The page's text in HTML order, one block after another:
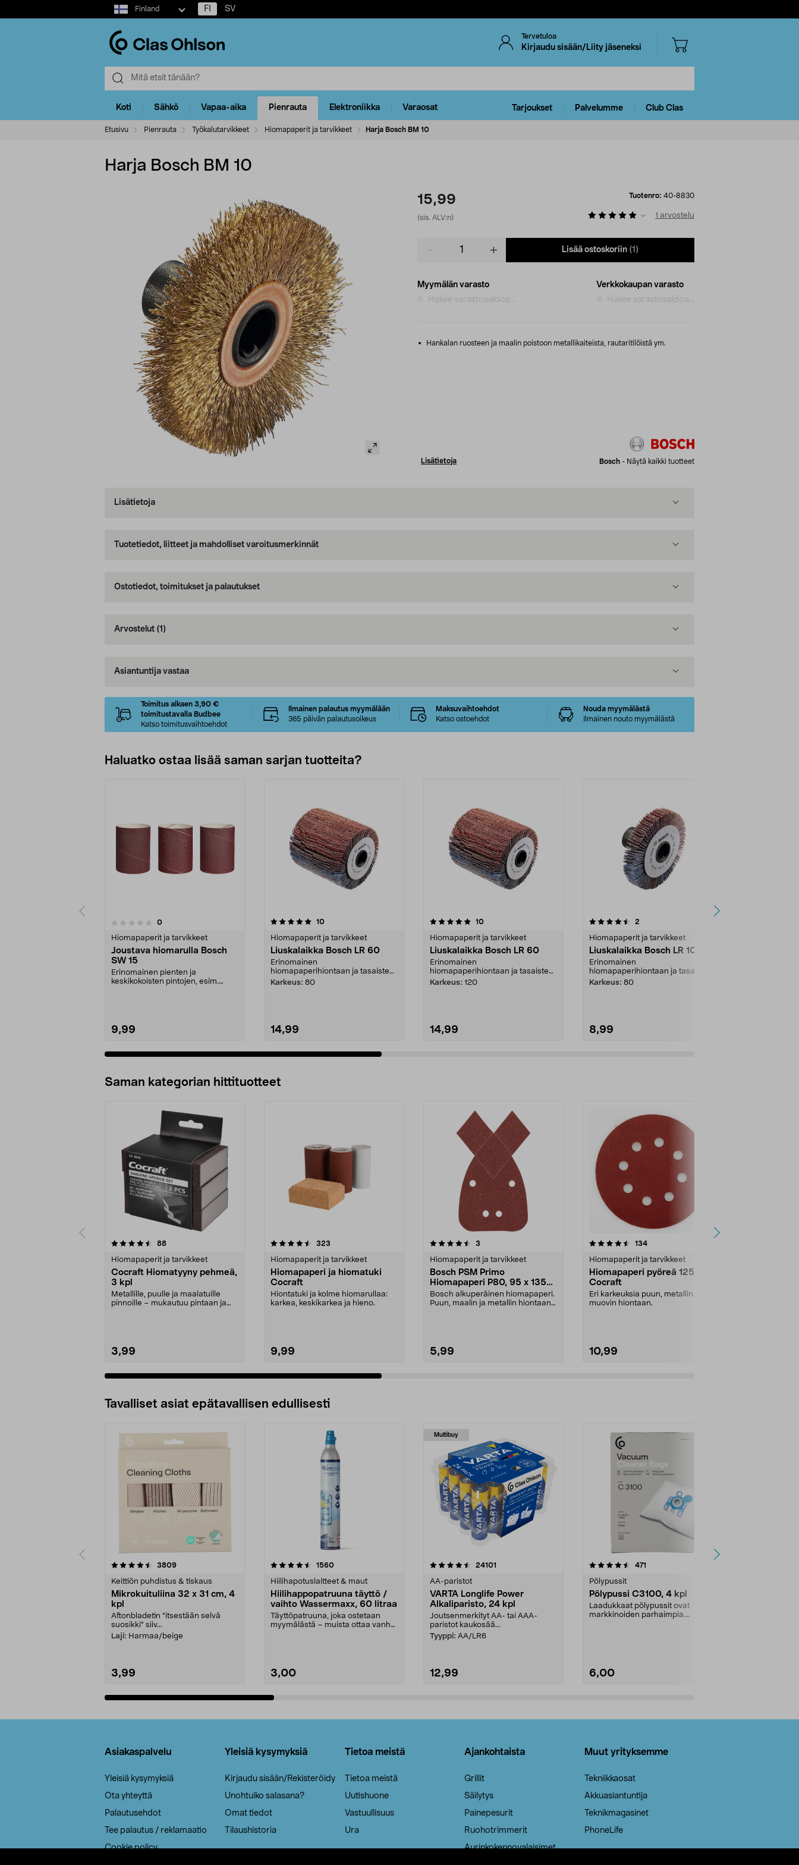
Select
market
Finland FI SV
Tervetuloa
Kirjaudu sisään/Liity jäseneksi
Koti Sähkö Vapaa-aika Pienrauta Elektroniikka Varaosat Tarjoukset Palvelumme Club Clas
Etusivu Pienrauta Työkalutarvikkeet Hiomapaperit ja tarvikkeet Harja Bosch BM 10
Harja Bosch BM 10
15,99
(sis. ALV:n)
Tuotenro: 40-8830
1 arvostelu
Lisää ostoskoriin (1)
Myymälän varasto
Hakee varastosaldoa...
Verkkokaupan varasto
Hakee varastosaldoa...
Hankalan ruosteen ja maalin poistoon metallikaiteista, rautaritilöistä ym.
Lisätietoja Bosch - Näytä kaikki tuotteet
Lisätietoja
Tuotetiedot, liitteet ja mahdolliset varoitusmerkinnät
Ostotiedot, toimitukset ja palautukset
Arvostelut (1)
Asiantuntija vastaa
Toimitus alkaen 3,90 €
toimitustavalla Budbee
Katso toimitusvaihtoehdot
Ilmainen palautus myymälään
365 päivän palautusoikeus
Maksuvaihtoehdot
Katso ostoehdot
Nouda myymälästä
Ilmainen nouto myymälästä
Haluatko ostaa lisää saman sarjan tuotteita?
0arvostelut
Hiomapaperit ja tarvikkeet
Joustava hiomarulla Bosch
SW 15
Erinomainen pienten ja
keskikokoisten pintojen, esim.
9,99
5.0viidestä
10arvostelut
Hiomapaperit ja tarvikkeet
Liuskalaikka Bosch LR 60
Erinomainen
hiomapaperihiontaan ja tasaisten
...
Karkeus: 80
14,99
5.0viidestä
10arvostelut
Hiomapaperit ja tarvikkeet
Liuskalaikka Bosch LR 60
Erinomainen
hiomapaperihiontaan ja tasaisten
...
Karkeus: 120
14,99
4.5viidestä
2
Hiomapaperit ja tarvikkeet
Liuskalaikka Bosch LR 10
Erinomainen
hiomapaperihiontaan ja tasaisten
...
Karkeus: 80
8,99
4.5viidestä
Saman kategorian hittituotteet
88arvostelut
Hiomapaperit ja tarvikkeet
Cocraft Hiomatyyny pehmeä,
3 kpl
Metallille, puulle ja maalatuille
pinnoille – mukautuu pintaan ja
3,99
4.5 viidestä
323
Hiomapaperit ja tarvikkeet
Hiomapaperi ja hiomatuki
Cocraft
Hiontatuki ja kolme hiomarullaa:
karkea, keskikarkea ja hieno.
9,99
4.5 viidestä
3
Hiomapaperit ja tarvikkeet
Bosch PSM Primo
Hiomapaperi P80, 95 x 135
mm, 5 kpl
Bosch alkuperäinen hiomapaperi.
Puun, maalin ja metallin hiontaan.
5,99
4.5 viidestä
134arvostelut
Hiomapaperit ja tarvikkeet
Hiomapaperi pyöreä 125 mm,
Cocraft
Eri karkeuksia puun, metallin ja
muovin hiontaan.
10,99
4.5 viidestä
Tavalliset asiat epätavallisen edullisesti
3809arvostelut
Keittiön puhdistus & tiskaus
Mikrokuituliina 32 x 31 cm, 4
kpl
Aftonbladetin "itsestään selvä
suosikki" siiv...
Laji: Harmaa/beige
3,99
4.5viidestä
1560arvostelut
Hiilihapotuslaitteet & maut
Hiilihappopatruuna täyttö /
vaihto Wassermaxx, 60 litraa
Täyttöpatruuna, joka ostetaan
myymälästä – muista ottaa vanha
3,00
Multibuy
4.5viidestä
24101
AA-paristot
VARTA Longlife Power
Alkaliparisto, 24 kpl
Joutsenmerkityt AA- tai AAA-
paristot kaukosää...
Tyyppi: AA/LR6
12,99
4.5viidestä
471
Pölypussit
Pölypussi C3100, 4 kpl
Laadukkaat pölypussit ovat
markkinoiden parhaimpia.
6,00
4.5viidestä
Asiakaspalvelu
Yleisiä kysymyksiä
Ota yhteyttä
Palautusehdot
Tee palautus / reklamaatio
Cookie policy
Yleisiä kysymyksiä
Kirjaudu sisään/Rekisteröidy
Unohtuiko salasana?
Omat tiedot
Tilaushistoria
Tietoa meistä
Tietoa meistä
Uutishuone
Vastuullisuus
Ura
Ajankohtaista
Grillit
Säilytys
Painepesurit
Ruohotrimmerit
Aurinkokennovalaisimet
Muut yrityksemme
Tekniikkaosat
Akkuasiantuntija
Teknikmagasinet
PhoneLife